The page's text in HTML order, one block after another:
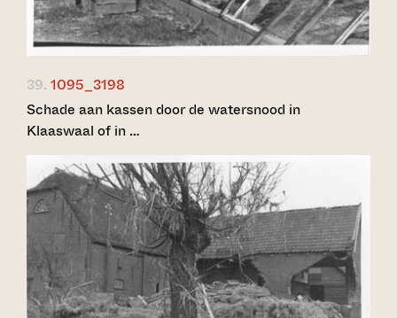
39. 1095_3198
Schade aan kassen door de watersnood in
Klaaswaal of in …